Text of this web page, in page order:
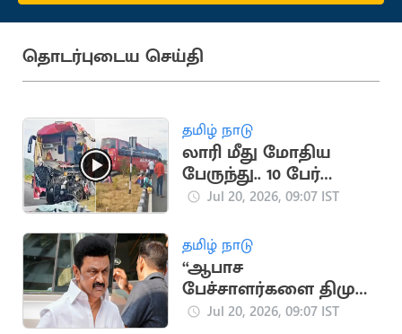
தொடர்புடைய செய்தி
தமிழ் நாடு
லாரி மீது மோதிய
பேருந்து.. 10 பேர்
படுகாயம்
Jul 20, 2026, 09:07 IST
தமிழ் நாடு
“ஆபாச
பேச்சாளர்களை திமுக
வளர்த்து வருகிறது”..
Jul 20, 2026, 09:07 IST